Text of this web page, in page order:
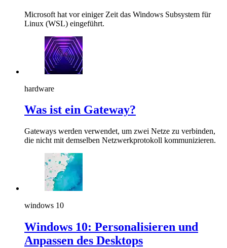
Microsoft hat vor einiger Zeit das Windows Subsystem für
Linux (WSL) eingeführt.
hardware
Was ist ein Gateway?
Gateways werden verwendet, um zwei Netze zu verbinden,
die nicht mit demselben Netzwerkprotokoll kommunizieren.
windows 10
Windows 10: Personalisieren und
Anpassen des Desktops